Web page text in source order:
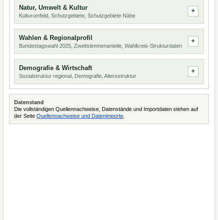
Natur, Umwelt & Kultur
Kulturumfeld, Schutzgebiete, Schutzgebiete Nähe
Wahlen & Regionalprofil
Bundestagswahl 2025, Zweitstimmenanteile, Wahlkreis-Strukturdaten
Demografie & Wirtschaft
Sozialstruktur regional, Demografie, Altersstruktur
Datenstand
Die vollständigen Quellennachweise, Datenstände und Importdaten stehen auf
der Seite Quellennachweise und Datenimporte